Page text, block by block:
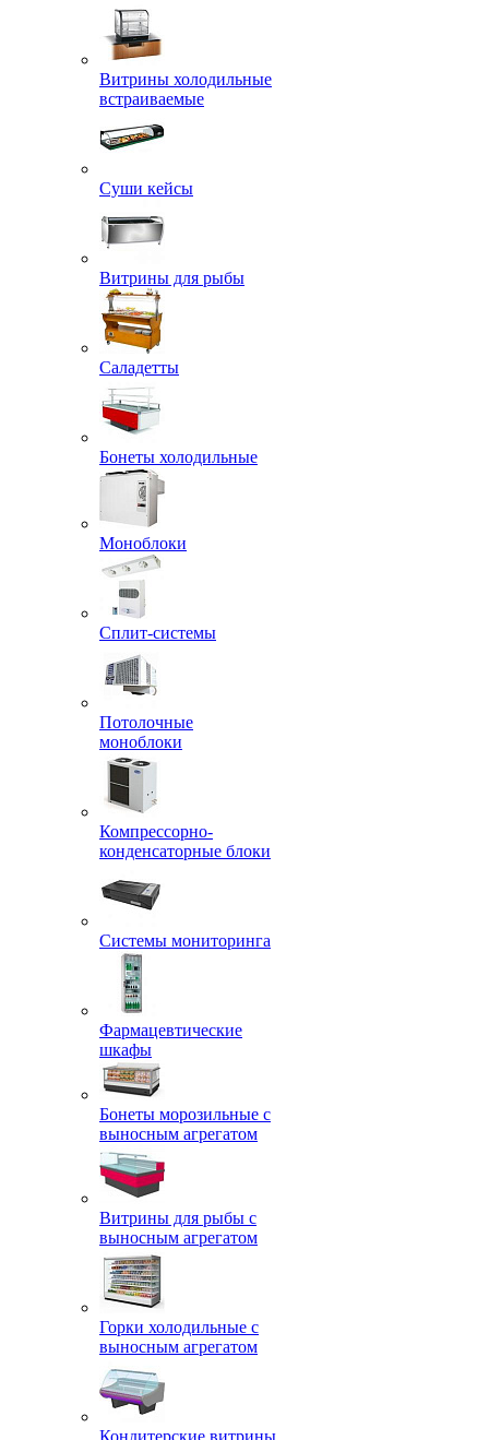
Витрины холодильные
встраиваемые
Суши кейсы
Витрины для рыбы
Саладетты
Бонеты холодильные
Моноблоки
Сплит-системы
Потолочные
моноблоки
Компрессорно-
конденсаторные блоки
Системы мониторинга
Фармацевтические
шкафы
Бонеты морозильные с
выносным агрегатом
Витрины для рыбы с
выносным агрегатом
Горки холодильные с
выносным агрегатом
Кондитерские витрины